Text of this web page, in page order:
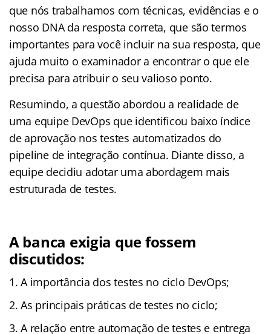
que nós trabalhamos com técnicas, evidências e o
nosso DNA da resposta correta, que são termos
importantes para você incluir na sua resposta, que
ajuda muito o examinador a encontrar o que ele
precisa para atribuir o seu valioso ponto.
Resumindo, a questão abordou a realidade de
uma equipe DevOps que identificou baixo índice
de aprovação nos testes automatizados do
pipeline de integração contínua. Diante disso, a
equipe decidiu adotar uma abordagem mais
estruturada de testes.
A banca exigia que fossem
discutidos:
A importância dos testes no ciclo DevOps;
As principais práticas de testes no ciclo;
A relação entre automação de testes e entrega